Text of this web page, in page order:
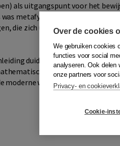
als uitgangspunt voor het
metafysica echter een
die zich uitstrekten tot op het
duidelijk zien dat
benadering van de
moderne wetenschap.
Over de cookies
We gebruiken cookies
functies voor social
analyseren. Ook delen
onze partners voor
Privacy- en
Cookie-